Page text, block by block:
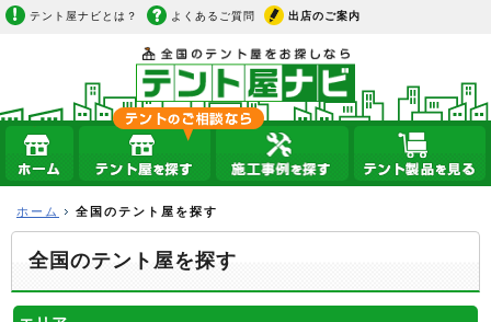
テント屋ナビとは？ よくあるご質問 出店のご案内
ホーム 全国のテント屋を探す
全国のテント屋を探す